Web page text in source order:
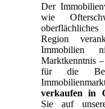
Der
wie
Region
Immobilien
Marktkenntnis
für die
verkaufen in
Sie auf